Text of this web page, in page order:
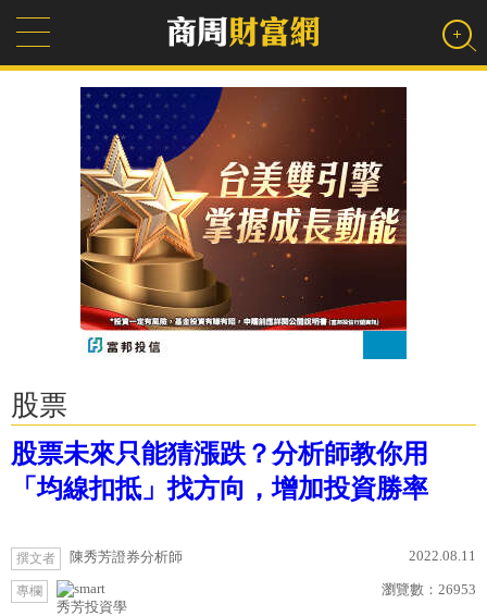
股票
股票未來只能猜漲跌？分析師教你用
「均線扣抵」找方向，增加投資勝率
撰文者 陳秀芳證券分析師 2022.08.11
專欄
秀芳投資學
瀏覽數： 26953